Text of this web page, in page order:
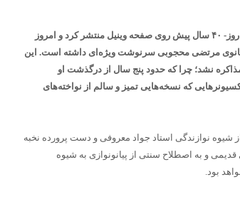
از بین مجموعه ارزشمند تکنوازان که – لوگوی شرکت آهنگ روز- ۴۰ سال پیش روی صفحه وینیل منتشر کرد و امروز
مرتضی محجوبی سرنوشت ویژه‌ای داشته است. این
نشد؛ چرا که حدود پنج سال از درگذشت او
که نسخه‌هایی تمیز و سالم از نواخته‌های
از شیوه نوازندگی استاد جواد معروفی و دست پرورده نخبه
و به اصطلاح سنتی از پیانونوازی به شیوه
بود.